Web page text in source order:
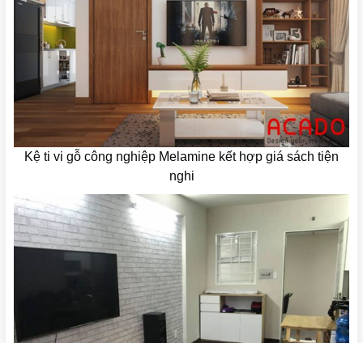
Kệ ti vi gỗ công nghiệp Melamine kết hợp giá sách tiện
nghi